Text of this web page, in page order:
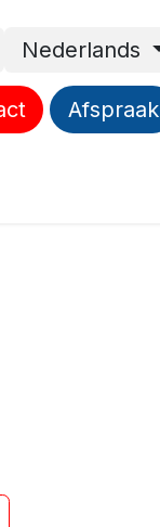
Nederlands
Afspraak